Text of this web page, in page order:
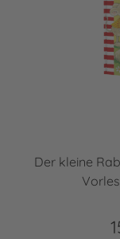
Der kleine